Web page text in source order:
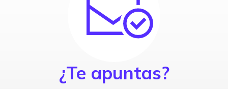
¿Te apuntas?